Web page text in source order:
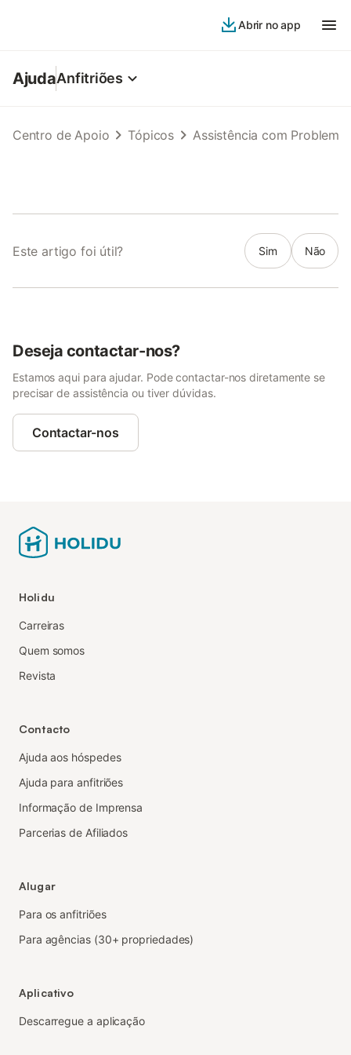
Abrir no app
AjudaAnfitriões
Centro de Apoio Tópicos Assistência com
Este artigo foi útil? Sim Não
Deseja contactar-nos?
Estamos aqui para ajudar. Pode contactar-nos diretamente se
precisar de assistência ou tiver dúvidas.
Contactar-nos
Holidu
Carreiras
Quem somos
Revista
Contacto
Ajuda aos hóspedes
Ajuda para anfitriões
Informação de Imprensa
Parcerias de Afiliados
Alugar
Para os anfitriões
Para agências (30+ propriedades)
Aplicativo
Descarregue a aplicação